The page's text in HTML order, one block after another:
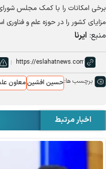
برخی امکانات را با کمک مجلس
مزایای کشور را در حوزه علم و فناوری
منبع: ایرنا
برچسب ها:حسین افشینمعاون
اخبار مرتبط